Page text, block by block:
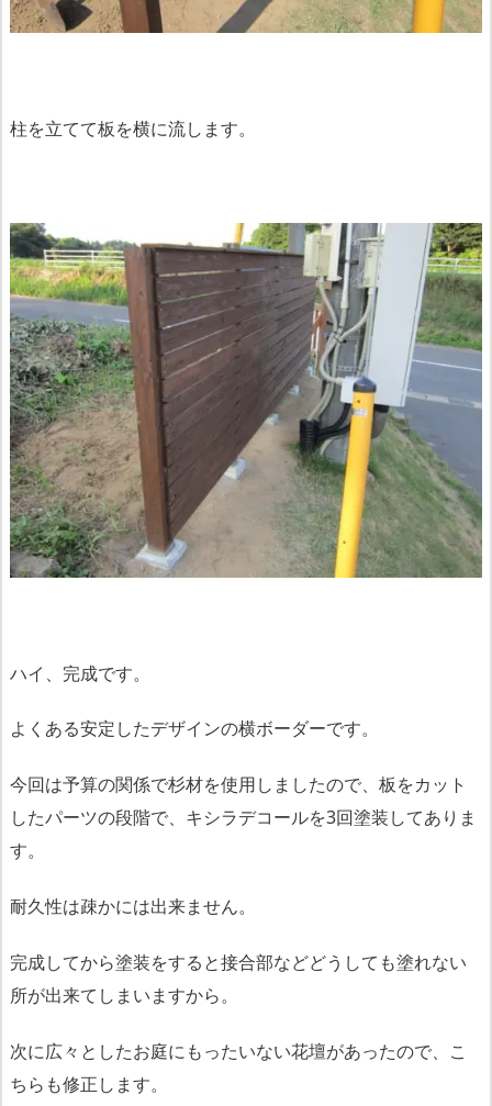
柱を立てて板を横に流します。
ハイ、完成です。
よくある安定したデザインの横ボーダーです。
今回は予算の関係で杉材を使用しましたので、板をカット
したパーツの段階で、キシラデコールを3回塗装してありま
す。
耐久性は疎かには出来ません。
完成してから塗装をすると接合部などどうしても塗れない
所が出来てしまいますから。
次に広々としたお庭にもったいない花壇があったので、こ
ちらも修正します。